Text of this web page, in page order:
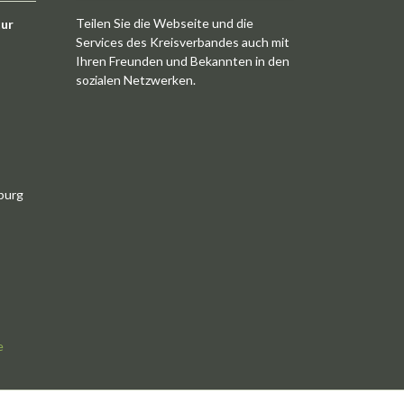
Teilen Sie die Webseite und die
Services des Kreisverbandes auch mit
Ihren Freunden und Bekannten in den
sozialen Netzwerken.